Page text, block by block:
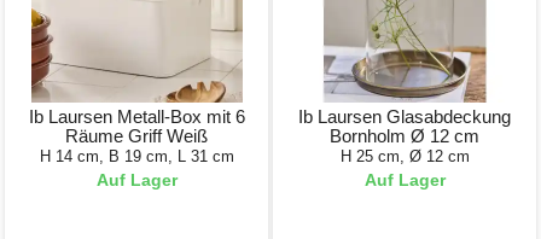
Ib Laursen Metall-Box mit 6
Räume Griff Weiß
H 14 cm, B 19 cm, L 31 cm
Auf Lager
Ib Laursen Glasabdeckung
Bornholm Ø 12 cm
H 25 cm, Ø 12 cm
Auf Lager